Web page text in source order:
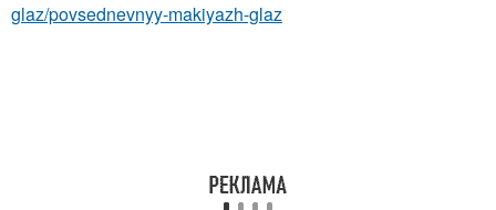
glaz/povsednevnyy-makiyazh-glaz